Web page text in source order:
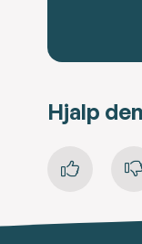
Hjalp